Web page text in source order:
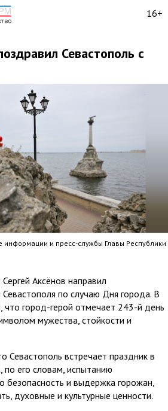
16+
Севастополь с
информации и пресс-службы Главы Республики
Аксёнов направил
по случаю Дня города. В
город-герой отмечает 243-й день
мужества, стойкости и
Севастополь встречает праздник в
его словам, испытанию
безопасность и выдержка горожан,
духовные и культурные ценности.